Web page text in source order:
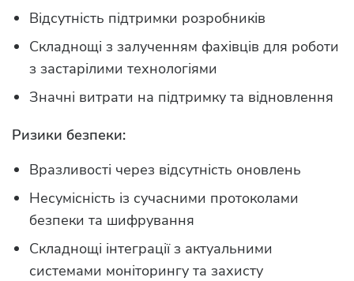
Відсутність підтримки розробників
Складнощі з залученням фахівців для роботи
з застарілими технологіями
Значні витрати на підтримку та відновлення
Ризики безпеки:
Вразливості через відсутність оновлень
Несумісність із сучасними протоколами
безпеки та шифрування
Складнощі інтеграції з актуальними
системами моніторингу та захисту